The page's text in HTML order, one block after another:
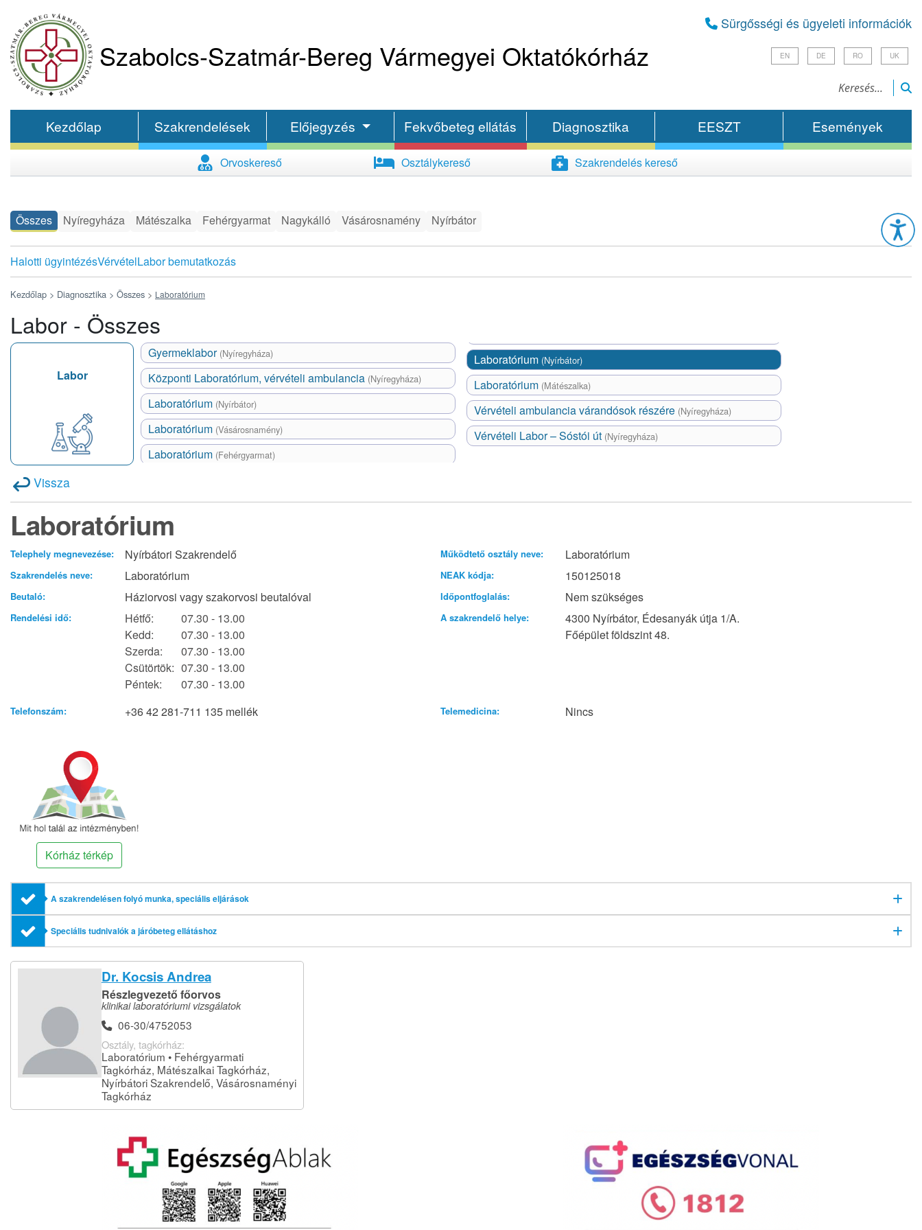
Szabolcs-Szatmár-Bereg Vármegyei Oktatókórház
Sürgősségi és ügyeleti információk
EN DE RO UK
Kezdőlap Szakrendelések Előjegyzés Fekvőbeteg ellátás Diagnosztika EESZT Események
Orvoskereső Osztálykereső Szakrendelés kereső
Összes Nyíregyháza Mátészalka Fehérgyarmat Nagykálló Vásárosnamény Nyírbátor
Halotti ügyintézésVérvételLabor bemutatkozás
Kezdőlap > Diagnosztika > Összes > Laboratórium
Labor - Összes
Labor
Gyermeklabor (Nyíregyháza)
Központi Laboratórium, vérvételi ambulancia (Nyíregyháza)
Laboratórium (Nyírbátor)
Laboratórium (Vásárosnamény)
Laboratórium (Fehérgyarmat)
Laboratórium (Nyírbátor)
Laboratórium (Mátészalka)
Vérvételi ambulancia várandósok részére (Nyíregyháza)
Vérvételi Labor – Sóstói út (Nyíregyháza)
Vissza
Laboratórium
Telephely megnevezése: Nyírbátori Szakrendelő Működtető osztály neve: Laboratórium
Szakrendelés neve: Laboratórium NEAK kódja: 150125018
Beutaló: Háziorvosi vagy szakorvosi beutalóval Időpontfoglalás: Nem szükséges
Rendelési idő: Hétfő:
07.30 - 13.00
Kedd:
07.30 - 13.00
Szerda:
07.30 - 13.00
Csütörtök: 07.30 - 13.00
Péntek:
07.30 - 13.00
A szakrendelő helye:
4300 Nyírbátor, Édesanyák útja 1/A.
Főépület földszint 48.
Telefonszám: +36 42 281-711 135 mellék Telemedicina: Nincs
Kórház térkép
A szakrendelésen folyó munka, speciális eljárások
Speciális tudnivalók a járóbeteg ellátáshoz
Dr. Kocsis Andrea
Részlegvezető főorvos
klinikai laboratóriumi vizsgálatok
06-30/4752053
Osztály, tagkórház:
Laboratórium • Fehérgyarmati
Tagkórház, Mátészalkai Tagkórház,
Nyírbátori Szakrendelő, Vásárosnaményi
Tagkórház